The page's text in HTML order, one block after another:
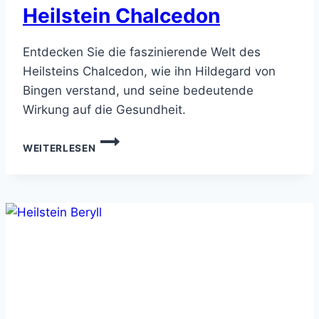
Heilstein Chalcedon
Entdecken Sie die faszinierende Welt des
Heilsteins Chalcedon, wie ihn Hildegard von
Bingen verstand, und seine bedeutende
Wirkung auf die Gesundheit.
WEITERLESEN
HEILSTEIN